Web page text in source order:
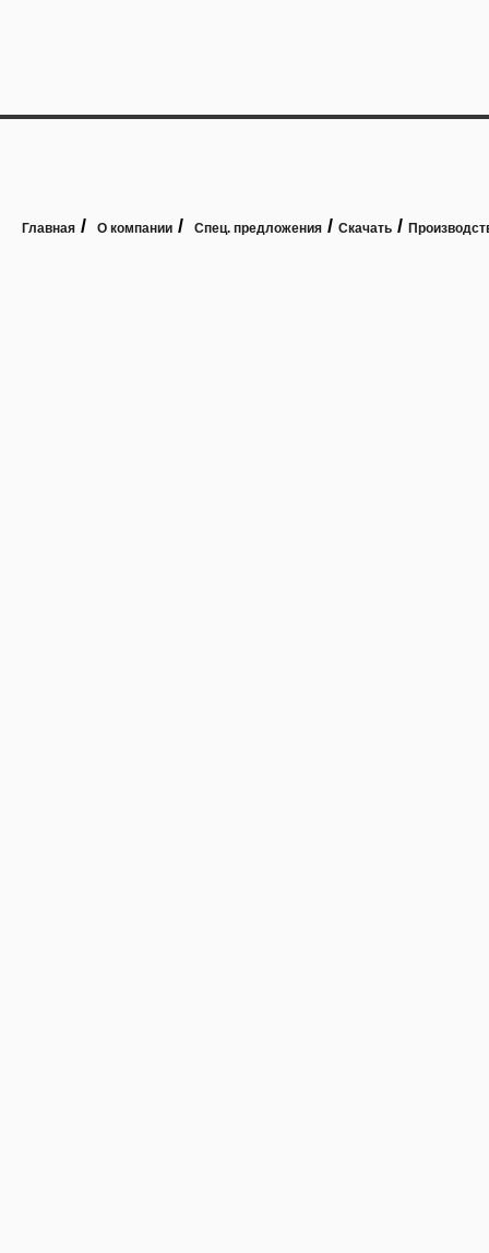
Главная / О компании / Спец. предложения / Скачать /